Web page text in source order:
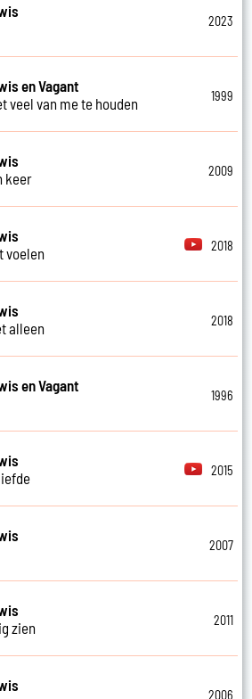
2023
en Vagant
veel van me te houden
1999
keer
2009
voelen
2018
alleen
2018
en Vagant
1996
2015
2007
zien
2011
2006